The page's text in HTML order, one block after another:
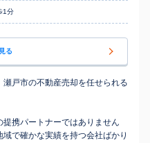
1分
る
戸市の不動産売却を任せられる
携パートナーではありません
で確かな実績を持つ会社ばかり